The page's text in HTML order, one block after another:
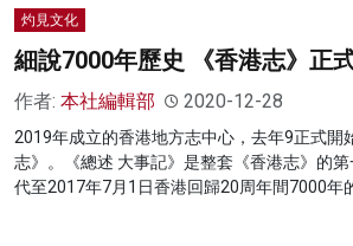
灼見文化
細說7000年歷史 《香港志》正
作者: 本社編輯部 2020-12-28
2019年成立的香港地方志中心，去年9正式開
志》。《總述 大事記》是整套《香港志》的
代至2017年7月1日香港回歸20周年間7000年